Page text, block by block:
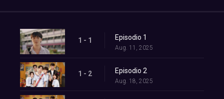
1 - 1 Episodio 1
Aug. 11, 2025
1 - 2 Episodio 2
Aug. 18, 2025